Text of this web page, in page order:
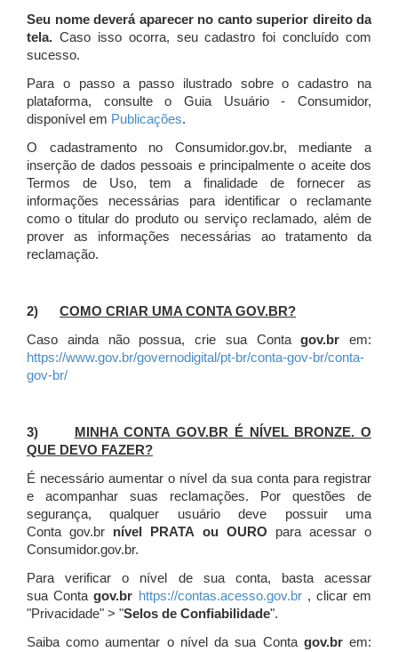
Seu nome deverá aparecer no canto superior direito da
tela. Caso isso ocorra, seu cadastro foi concluído com
sucesso.
Para o passo a passo ilustrado sobre o cadastro na
plataforma, consulte o Guia Usuário - Consumidor,
disponível em Publicações.
O cadastramento no Consumidor.gov.br, mediante a
inserção de dados pessoais e principalmente o aceite dos
Termos de Uso, tem a finalidade de fornecer as
informações necessárias para identificar o reclamante
como o titular do produto ou serviço reclamado, além de
prover as informações necessárias ao tratamento da
reclamação.
2) COMO CRIAR UMA CONTA GOV.BR?
Caso ainda não possua, crie sua Contagov.br em:
https://www.gov.br/governodigital/pt-br/conta-gov-br/conta-
gov-br/
3)
MINHA CONTA GOV.BR É NÍVEL BRONZE. O
QUE DEVO FAZER?
É necessário aumentar o nível da sua conta para registrar
e acompanhar suas reclamações. Por questões de
segurança, qualquer usuário deve possuir uma
Conta gov.br nível PRATA ou OURO para acessar o
Consumidor.gov.br.
Para verificar o nível de sua conta, basta acessar
sua Contagov.br https://contas.acesso.gov.br, clicar em
"Privacidade" > "Selos de Confiabilidade".
Saiba como aumentar o nível da sua Conta gov.brem: